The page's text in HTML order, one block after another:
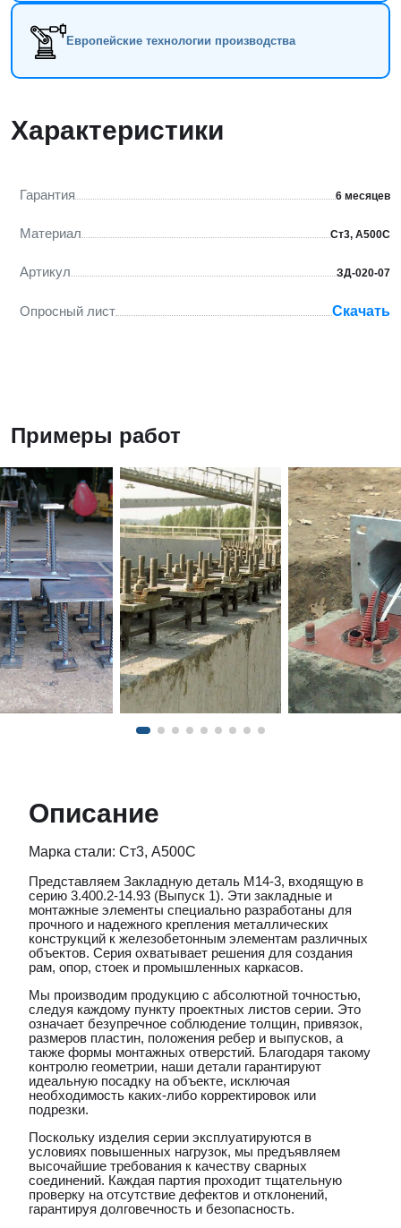
Европейские технологии производства
Характеристики
Гарантия 6 месяцев
Материал Ст3, А500С
Артикул ЗД-020-07
Опросный лист Скачать
Примеры работ
Описание
Марка стали: Ст3, А500С
Представляем Закладную деталь М14-3, входящую в
серию 3.400.2-14.93 (Выпуск 1). Эти закладные и
монтажные элементы специально разработаны для
прочного и надежного крепления металлических
конструкций к железобетонным элементам различных
объектов. Серия охватывает решения для создания
рам, опор, стоек и промышленных каркасов.
Мы производим продукцию с абсолютной точностью,
следуя каждому пункту проектных листов серии. Это
означает безупречное соблюдение толщин, привязок,
размеров пластин, положения ребер и выпусков, а
также формы монтажных отверстий. Благодаря такому
контролю геометрии, наши детали гарантируют
идеальную посадку на объекте, исключая
необходимость каких-либо корректировок или
подрезки.
Поскольку изделия серии эксплуатируются в
условиях повышенных нагрузок, мы предъявляем
высочайшие требования к качеству сварных
соединений. Каждая партия проходит тщательную
проверку на отсутствие дефектов и отклонений,
гарантируя долговечность и безопасность.